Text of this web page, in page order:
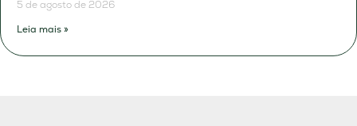
5 de agosto de 2026
Leia mais »